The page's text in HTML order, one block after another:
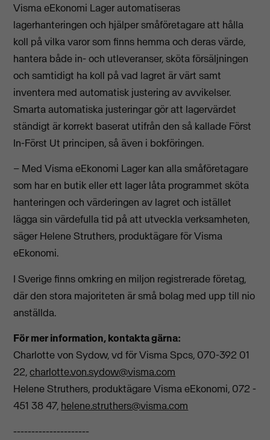
Visma eEkonomi Lager automatiseras
lagerhanteringen och hjälper småföretagare att hålla
koll på vilka varor som finns hemma och deras värde,
hantera både in- och utleveranser, sköta försäljningen
och samtidigt ha koll på vad lagret är värt samt
inventera med automatisk justering av avvikelser.
Smarta automatiska justeringar gör att lagervärdet
ständigt är korrekt baserat utifrån den så kallade Först
In-Först Ut principen, så även i bokföringen.
– Med Visma eEkonomi Lager kan alla småföretagare
som har en butik eller ett lager låta programmet sköta
hanteringen och värderingen av lagret och istället
lägga sin värdefulla tid på att utveckla verksamheten,
säger Helene Struthers, produktägare för Visma
eEkonomi.
I Sverige finns omkring en miljon registrerade företag,
där den stora majoriteten är små bolag med upp till nio
anställda.
För mer information, kontakta gärna:
Charlotte von Sydow, vd för Visma Spcs, 070-392 01
22,charlotte.von.sydow@visma.com
Helene Struthers, produktägare Visma eEkonomi, 072 -
451 38 47, helene.struthers@visma.com
---------------------